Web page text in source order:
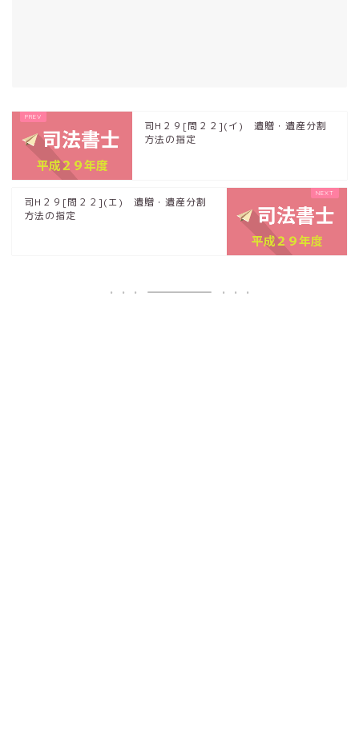
司H２９[問２２](イ) 遺贈・遺産分割
方法の指定
司H２９[問２２](エ) 遺贈・遺産分割
方法の指定